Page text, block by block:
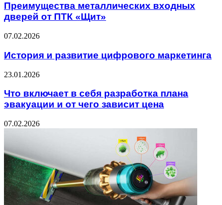
Преимущества металлических входных
дверей от ПТК «Щит»
07.02.2026
История и развитие цифрового маркетинга
23.01.2026
Что включает в себя разработка плана
эвакуации и от чего зависит цена
07.02.2026